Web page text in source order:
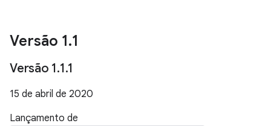
Versão 1.1
Versão 1.1.1
15 de abril de 2020
Lançamento de